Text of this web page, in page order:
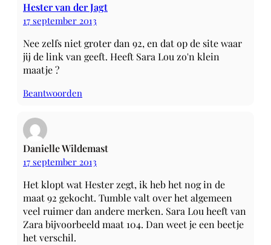
Hester van der Jagt
17 september 2013
Nee zelfs niet groter dan 92, en dat op de site waar
jij de link van geeft. Heeft Sara Lou zo'n klein
maatje ?
Beantwoorden
Danielle Wildemast
17 september 2013
Het klopt wat Hester zegt, ik heb het nog in de
maat 92 gekocht. Tumble valt over het algemeen
veel ruimer dan andere merken. Sara Lou heeft van
Zara bijvoorbeeld maat 104. Dan weet je een beetje
het verschil.